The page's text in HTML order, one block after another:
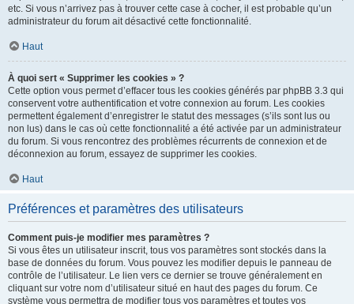
etc. Si vous n’arrivez pas à trouver cette case à cocher, il est probable qu’un
administrateur du forum ait désactivé cette fonctionnalité.
Haut
À quoi sert « Supprimer les cookies » ?
Cette option vous permet d’effacer tous les cookies générés par phpBB 3.3 qui
conservent votre authentification et votre connexion au forum. Les cookies
permettent également d’enregistrer le statut des messages (s’ils sont lus ou
non lus) dans le cas où cette fonctionnalité a été activée par un administrateur
du forum. Si vous rencontrez des problèmes récurrents de connexion et de
déconnexion au forum, essayez de supprimer les cookies.
Haut
Préférences et paramètres des utilisateurs
Comment puis-je modifier mes paramètres ?
Si vous êtes un utilisateur inscrit, tous vos paramètres sont stockés dans la
base de données du forum. Vous pouvez les modifier depuis le panneau de
contrôle de l’utilisateur. Le lien vers ce dernier se trouve généralement en
cliquant sur votre nom d’utilisateur situé en haut des pages du forum. Ce
système vous permettra de modifier tous vos paramètres et toutes vos